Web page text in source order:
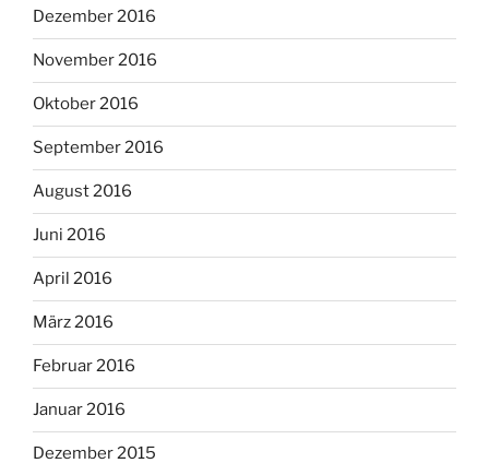
Dezember 2016
November 2016
Oktober 2016
September 2016
August 2016
Juni 2016
April 2016
März 2016
Februar 2016
Januar 2016
Dezember 2015